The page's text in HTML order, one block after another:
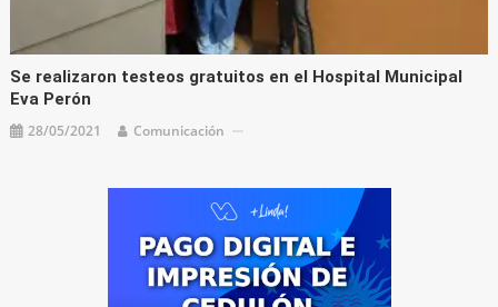
Se realizaron testeos gratuitos en el Hospital Municipal
Eva Perón
28/05/2021 Comunicación